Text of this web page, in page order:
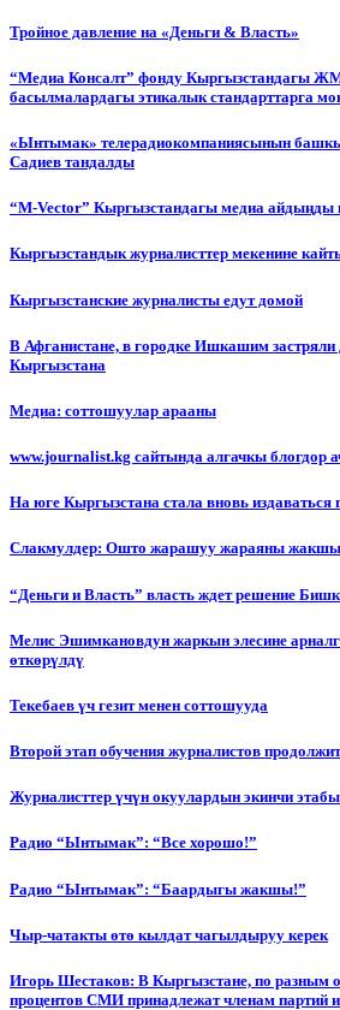
Тройное давление на «Деньги & Власть»
“Медиа Консалт” фонду Кыргызстандагы
басылмалардагы этикалык стандарттарга
«Ынтымак» телерадиокомпаниясынын
Садиев тандалды
“М-Vector” Кыргызстандагы медиа айдыңды
Кыргызстандык журналисттер мекенине
Кыргызстанские журналисты едут домой
В Афганистане, в городке Ишкашим застряли
Кыргызстана
Медиа: соттошуулар арааны
www.journalist.kg сайтында алгачкы
На юге Кыргызстана стала вновь издаваться
Слакмулдер: Ошто жарашуу жараяны
“Деньги и Власть” власть ждет решение
Мелис Эшимкановдун жаркын элесине
өткөрүлдү
Текебаев үч гезит менен соттошууда
Второй этап обучения журналистов
Журналисттер үчүн окуулардын экинчи
Радио “Ынтымак”: “Все хорошо!”
Радио “Ынтымак”: “Баардыгы жакшы!”
Чыр-чатакты өтө кылдат чагылдыруу керек
Игорь Шестаков: В Кыргызстане, по разным
процентов СМИ принадлежат членам партий